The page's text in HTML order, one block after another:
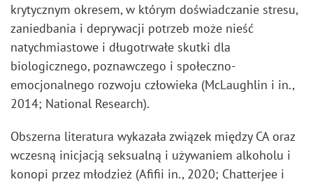
krytycznym okresem, w którym doświadczanie stresu,
zaniedbania i deprywacji potrzeb może nieść
natychmiastowe i długotrwałe skutki dla
biologicznego, poznawczego i społeczno-
emocjonalnego rozwoju człowieka (McLaughlin i in.,
2014; National Research).
Obszerna literatura wykazała związek między CA oraz
wczesną inicjacją seksualną i używaniem alkoholu i
konopi przez młodzież (Afifii in., 2020; Chatterjee i